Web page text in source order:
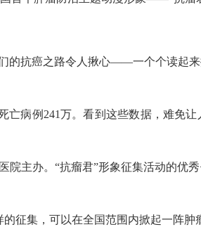
的抗癌之路令人揪心——一个个读起
病例241万。看到这些数据，难免
主办。“抗瘤君”形象征集活动的优
征集，可以在全国范围内掀起一阵